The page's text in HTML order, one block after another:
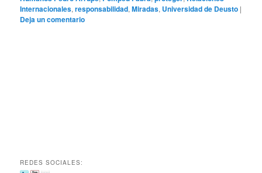
Internacionales,responsabilidad,Miradas, Universidad de Deusto |
Deja un comentario
REDES SOCIALES: